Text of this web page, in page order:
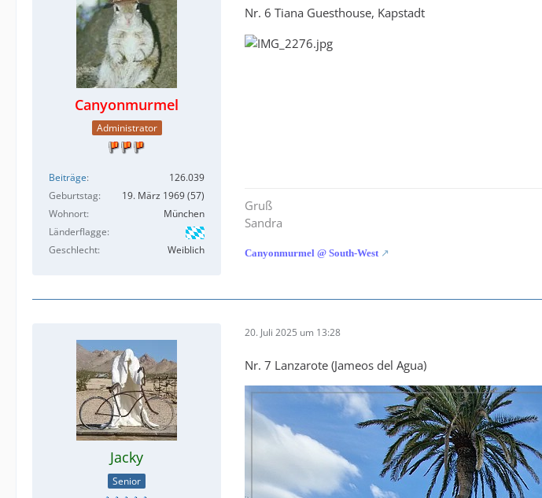
Canyonmurmel
Administrator
Beiträge
126.039
Geburtstag
19. März 1969 (57)
Wohnort
München
Länderflagge
Geschlecht
Weiblich
Nr. 6 Tiana Guesthouse, Kapstadt
Gruß
Sandra
Canyonmurmel @ South-West
Jacky
Senior
20. Juli 2025 um 13:28
Nr. 7 Lanzarote (Jameos del Agua)